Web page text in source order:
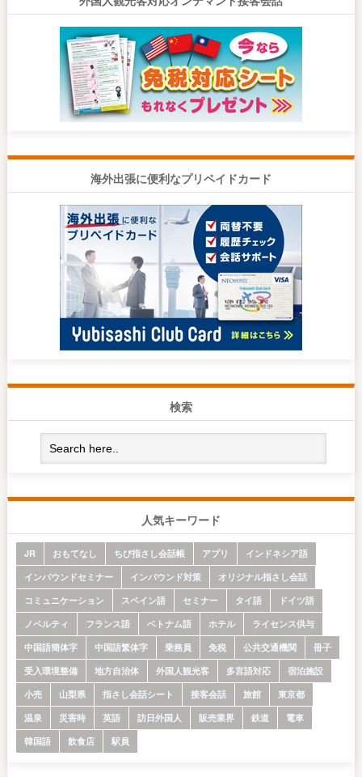
海外出張に便利なプリペイドカード
検索
人気キーワード
JR おもてなし ちび指さし会話帳 アプリ
インドネシア語
インバウンドセミナー
インバウンド対策
オリジナル指さし会話
コミュニケーション
スペイン語 セミナー タイ語
ドイツ語
ノベルティ
フランス語 ベトナム語 ホテル
ライセンス供与
中国語簡体字
中国語繁体字 乗務員 免税 公共交通機関
冊子
受入環境整備
地方自治体 外国人観光客 多言語対応
宿泊施設
小売
山梨県 指さし会話シート 接客会話 旅館
東京都
温泉
災害時 英語 訪日外国人 販売業界 鉄道
電車
韓国語
飲食店 駅員